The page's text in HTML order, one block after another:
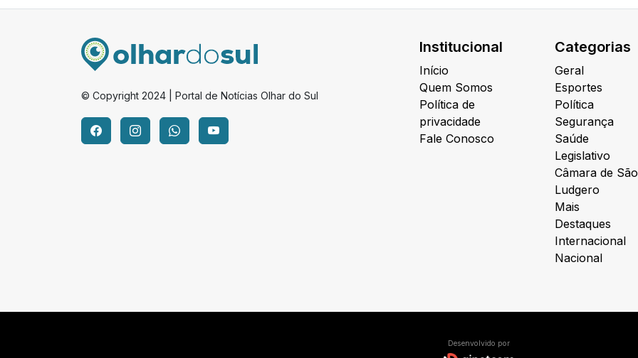
© Copyright 2024 | Portal de Notícias Olhar do Sul
Institucional
Início
Quem Somos
Política de
privacidade
Fale Conosco
Categorias
Geral
Esportes
Política
Segurança
Saúde
Legislativo
Câmara de São
Ludgero
Mais
Destaques
Internacional
Nacional
Desenvolvido por